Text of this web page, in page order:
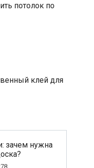
потолок по
клей для
зачем нужна